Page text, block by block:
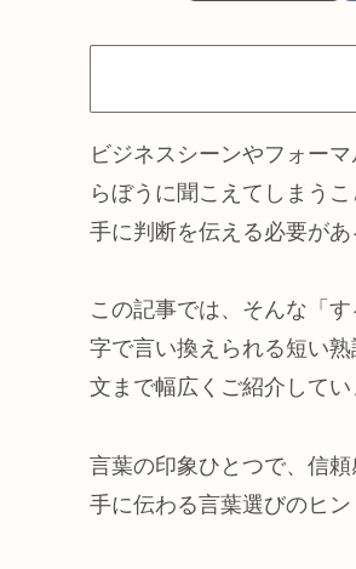
ビジネスシーンやフォー
らぼうに聞こえてしまう
手に判断を伝える必要が
この記事では、そんな「
字で言い換えられる短い
文まで幅広くご紹介してい
言葉の印象ひとつで、信
手に伝わる言葉選びのヒン